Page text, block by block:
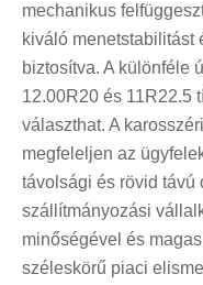
mechanikus
kiváló menetstabilitást
biztosítva. A különféle
12.00R20 és 11R22.5
választhat. A
megfeleljen az
távolsági és rövid
szállítmányozási
minőségével és
széleskörű piaci